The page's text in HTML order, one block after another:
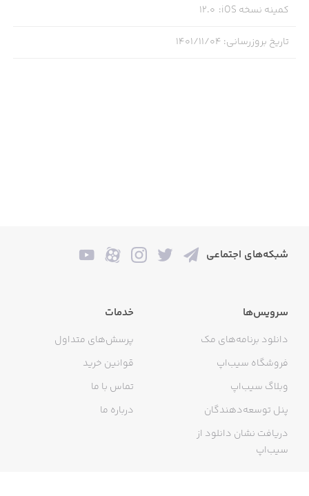
کمینه نسخه iOS :
12.0
تاریخ بروزرسانی: ۱۴۰۱/۱۱/۰۴
شبکه‌های اجتماعی
سرویس‌ها
دانلود برنامه‌های مک
فروشگاه سیب‌اپ
وبلاگ سیب‌اپ
پنل توسعه‌دهندگان
دریافت نشان دانلود از
سیب‌اپ
خدمات
پرسش‌های متداول
قوانین خرید
تماس با ما
درباره ما